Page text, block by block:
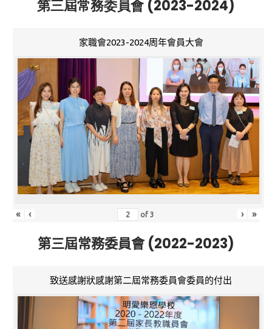
第三屆常務委員會 (2023-2024)
家職會2023-2024周年會員大會
« ‹ of3 › »
第三屆常務委員會 (2022-2023)
致送感謝狀感謝第二屆常務委員會委員的付出